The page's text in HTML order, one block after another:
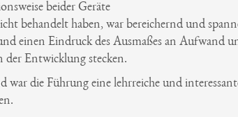
beider Geräte
behandelt haben, war bereichernd und
einen Eindruck des Ausmaßes an Aufwand
der Entwicklung stecken.
war die Führung eine lehrreiche und